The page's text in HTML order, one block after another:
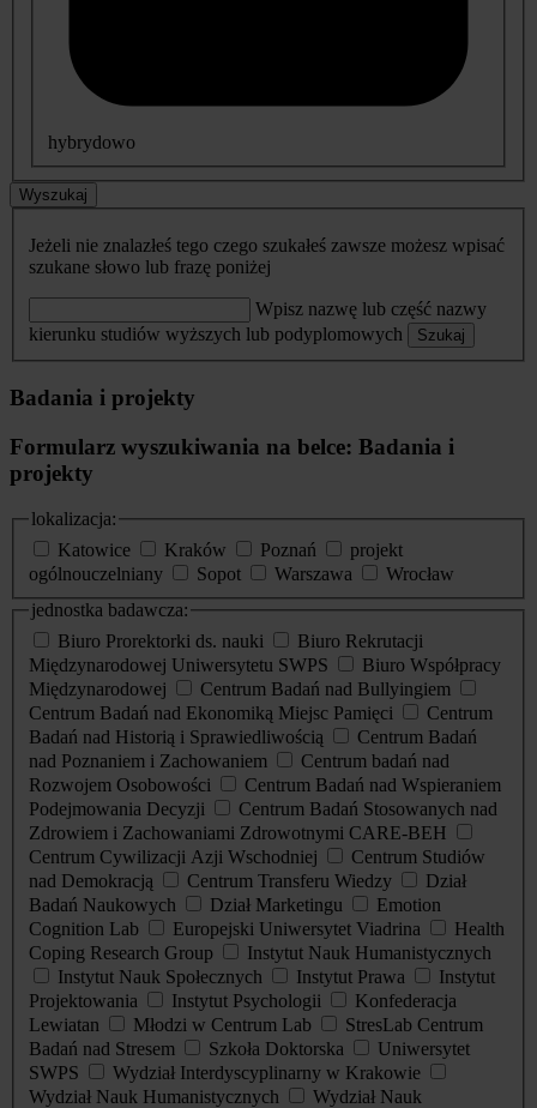
hybrydowo
Wyszukaj
Jeżeli nie znalazłeś tego czego szukałeś zawsze możesz wpisać
szukane słowo lub frazę poniżej
Wpisz nazwę lub część nazwy
kierunku studiów wyższych lub podyplomowych
Szukaj
Badania i projekty
Formularz wyszukiwania na belce: Badania i
projekty
lokalizacja:
Katowice
Kraków Poznań
projekt
ogólnouczelniany
Sopot Warszawa
Wrocław
jednostka badawcza:
Biuro Prorektorki ds. nauki
Biuro Rekrutacji
Międzynarodowej Uniwersytetu SWPS
Biuro Współpracy
Międzynarodowej
Centrum Badań nad Bullyingiem
Centrum Badań nad Ekonomiką Miejsc Pamięci
Centrum
Badań nad Historią i Sprawiedliwością
Centrum Badań
nad Poznaniem i Zachowaniem
Centrum badań nad
Rozwojem Osobowości
Centrum Badań nad Wspieraniem
Podejmowania Decyzji
Centrum Badań Stosowanych nad
Zdrowiem i Zachowaniami Zdrowotnymi CARE-BEH
Centrum Cywilizacji Azji Wschodniej
Centrum Studiów
nad Demokracją
Centrum Transferu Wiedzy
Dział
Badań Naukowych
Dział Marketingu
Emotion
Cognition Lab
Europejski Uniwersytet Viadrina
Health
Coping Research Group
Instytut Nauk Humanistycznych
Instytut Nauk Społecznych
Instytut Prawa
Instytut
Projektowania
Instytut Psychologii
Konfederacja
Lewiatan
Młodzi w Centrum Lab
StresLab Centrum
Badań nad Stresem
Szkoła Doktorska
Uniwersytet
SWPS
Wydział Interdyscyplinarny w Krakowie
Wydział Nauk Humanistycznych
Wydział Nauk